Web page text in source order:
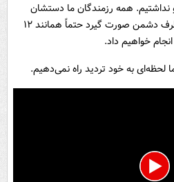
نداشتیم. همه رزمندگان ما دستشان
روی ماشه است، اگر خطایی از طرف دشمن صورت گیرد حتماً همانند ۱۲
خواهیم داد.
لحظه‌ای به خود تردید راه نمی‌دهیم.